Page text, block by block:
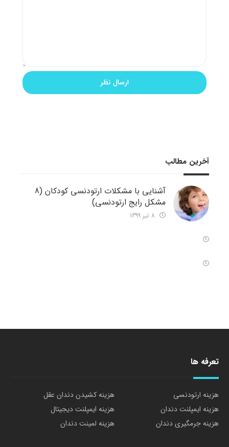
آخرین مطالب
آشنایی با مشکلات ارتودنسی کودکان (8
مشکل رایج ارتودنسی)
تعرفه ها
هزینه ارتودنسی
هزینه کشیدن دندان عقل
هزینه ایمپلنت دندان
هزینه ایمپلنت دیجیتال
هزینه جرمگیری دندان
هزینه لمینت دندان